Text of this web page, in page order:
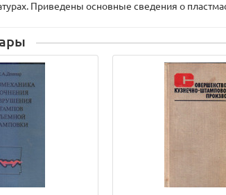
Приведены основные сведения о